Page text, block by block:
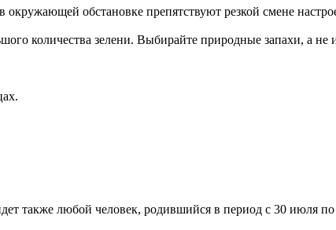
обстановке препятствуют резкой смене
количества зелени. Выбирайте природные запахи, а
также любой человек, родившийся в период с 30 июля по